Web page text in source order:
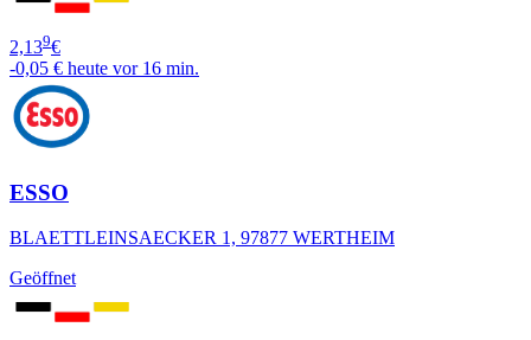
2,139€
-0,05 € heute vor 16 min.
ESSO
BLAETTLEINSAECKER 1, 97877 WERTHEIM
Geöffnet